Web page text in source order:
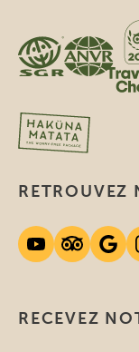
RECEVEZ
RETROUVEZ